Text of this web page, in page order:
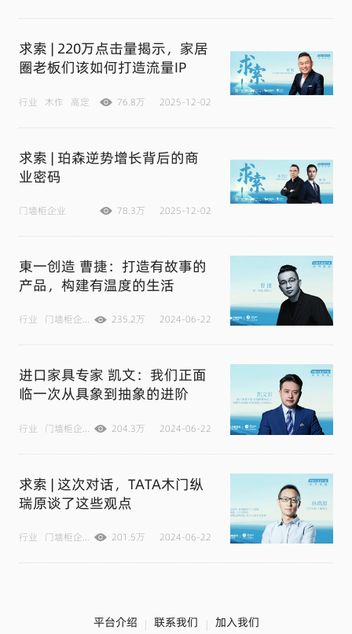
求索 | 220万点击量揭示，家居
圈老板们该如何打造流量IP
行业 木作 高定 76.8万 2025-12-02
求索 | 珀森逆势增长背后的商
业密码
门墙柜企业 78.3万 2025-12-02
東一创造 曹捷：打造有故事的
产品，构建有温度的生活
行业 门墙柜企业 木作235.2万 2024-06-22
进口家具专家 凯文：我们正面
临一次从具象到抽象的进阶
行业 门墙柜企业 木作 高定
204.3万 2024-06-22
求索 | 这次对话，TATA木门纵
瑞原谈了这些观点
行业 门墙柜企业 201.5万 2024-06-22
平台介绍 联系我们 加入我们